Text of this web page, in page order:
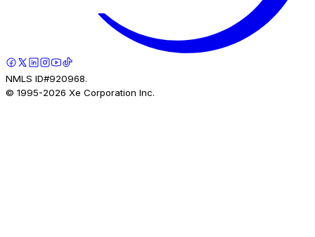
NMLS ID#920968.
© 1995-2026 Xe Corporation Inc.